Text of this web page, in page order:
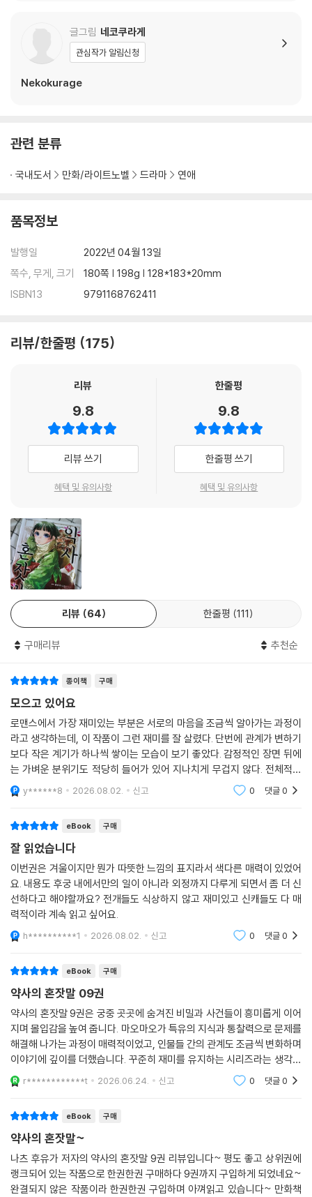
글그림 네코쿠라게
관심작가 알림신청
Nekokurage
관련 분류
국내도서 만화/라이트노벨 드라마 연애
품목정보
발행일
2022년 04월 13일
쪽수, 무게, 크기
180쪽 | 198g | 128*183*20mm
ISBN13
9791168762411
리뷰/한줄평 175
리뷰
9.8
리뷰 쓰기
혜택 및 유의사항
한줄평
9.8
한줄평 쓰기
혜택 및 유의사항
리뷰 64 한줄평 111
구매리뷰 추천순
종이책 구매
모으고 있어요
로맨스에서 가장 재미있는 부분은 서로의 마음을 조금씩 알아가는 과정이
라고 생각하는데, 이 작품이 그런 재미를 잘 살렸다. 단번에 관계가 변하기
보다 작은 계기가 하나씩 쌓이는 모습이 보기 좋았다. 감정적인 장면 뒤에
는 가벼운 분위기도 적당히 들어가 있어 지나치게 무겁지 않다. 전체적인
균형이 좋아서 편하게 읽으면서 설렘도 느낄 수 있었다.
y******8 2026.08.02. 신고 0 댓글0
eBook 구매
잘 읽었습니다
이번권은 겨울이지만 뭔가 따뜻한 느낌의 표지라서 색다른 매력이 있었어
요. 내용도 후궁 내에서만의 일이 아니라 외정까지 다루게 되면서 좀 더 신
선하다고 해야할까요? 전개들도 식상하지 않고 재미있고 신캐들도 다 매
력적이라 계속 읽고 싶어요.
h**********1 2026.08.02. 신고 0 댓글0
eBook 구매
약사의 혼잣말 09권
약사의 혼잣말 9권은 궁중 곳곳에 숨겨진 비밀과 사건들이 흥미롭게 이어
지며 몰입감을 높여 줍니다. 마오마오가 특유의 지식과 통찰력으로 문제를
해결해 나가는 과정이 매력적이었고, 인물들 간의 관계도 조금씩 변화하며
이야기에 깊이를 더했습니다. 꾸준히 재미를 유지하는 시리즈라는 생각이
들었습니다.
r************t 2026.06.24. 신고 0 댓글0
eBook 구매
약사의 혼잣말~
나츠 후유가 저자의 약사의 혼잣말 9권 리뷰입니다~ 평도 좋고 상위권에
랭크되어 있는 작품으로 한권한권 구매하다 9권까지 구입하게 되었네요~
완결되지 않은 작품이라 한권한권 구입하며 아껴읽고 있습니다~ 만화책